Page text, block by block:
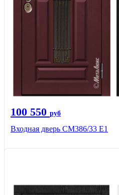
100 550 руб
Входная дверь СМ386/33 Е1